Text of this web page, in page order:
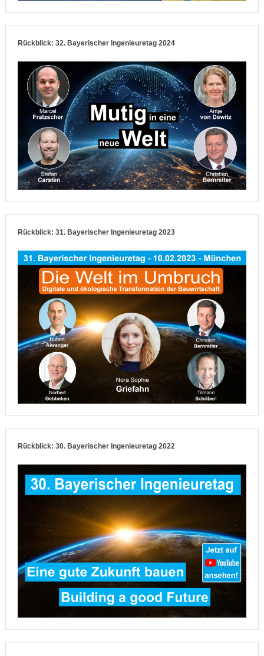
Rückblick: 32. Bayerischer Ingenieuretag 2024
Rückblick: 31. Bayerischer Ingenieuretag 2023
Rückblick: 30. Bayerischer Ingenieuretag 2022